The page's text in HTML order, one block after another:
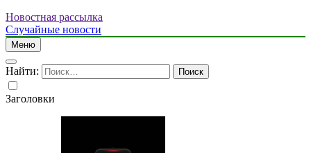
Новостная рассылка
Случайные новости
Меню
Найти:
Заголовки